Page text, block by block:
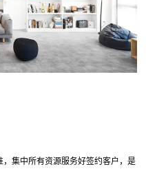
集中所有资源服务好签约客户，是